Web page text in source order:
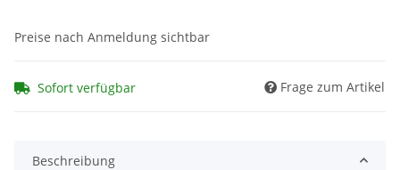
Preise nach Anmeldung sichtbar
Sofort verfügbar Frage zum Artikel
Beschreibung